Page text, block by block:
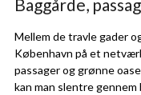
Baggårde,
Mellem de travle gader
København på et
passager og grønne
kan man slentre